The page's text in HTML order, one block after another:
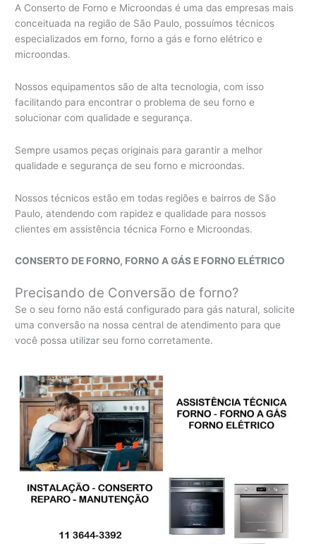
A Conserto de Forno e Microondas é uma das empresas mais
conceituada na região de São Paulo, possuímos técnicos
especializados em forno, forno a gás e forno elétrico e
microondas.
Nossos equipamentos são de alta tecnologia, com isso
facilitando para encontrar o problema de seu forno e
solucionar com qualidade e segurança.
Sempre usamos peças originais para garantir a melhor
qualidade e segurança de seu forno e microondas.
Nossos técnicos estão em todas regiões e bairros de São
Paulo, atendendo com rapidez e qualidade para nossos
clientes em assistência técnica Forno e Microondas.
CONSERTO DE FORNO, FORNO A GÁS E FORNO ELÉTRICO
Precisando de Conversão de forno?
Se o seu forno não está configurado para gás natural, solicite
uma conversão na nossa central de atendimento para que
você possa utilizar seu forno corretamente.